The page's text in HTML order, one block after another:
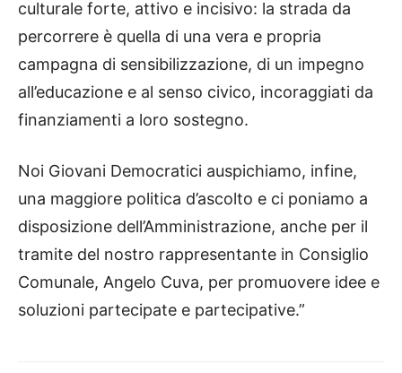
culturale forte, attivo e incisivo: la strada da
percorrere è quella di una vera e propria
campagna di sensibilizzazione, di un impegno
all’educazione e al senso civico, incoraggiati da
finanziamenti a loro sostegno.
Noi Giovani Democratici auspichiamo, infine,
una maggiore politica d’ascolto e ci poniamo a
disposizione dell’Amministrazione, anche per il
tramite del nostro rappresentante in Consiglio
Comunale, Angelo Cuva, per promuovere idee e
soluzioni partecipate e partecipative.”